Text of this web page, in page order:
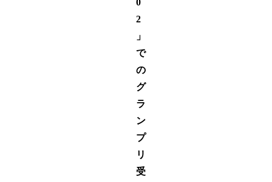
0
2
」
で
の
グ
ラ
ン
プ
リ
受